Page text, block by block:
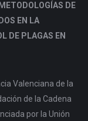
DE
EN LA
DE PLAGAS EN
Valenciana de la
de la Cadena
por la Unión